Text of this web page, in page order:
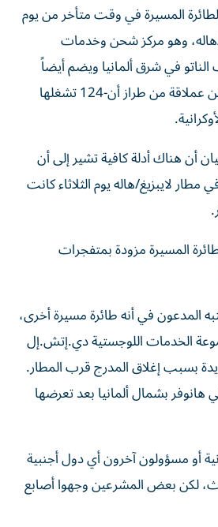
المسيرة في وقت متأخر من يوم
هاله، وهو مركز شحن وخدمات
في شرق ألمانيا ويضم أيضاً
قاعدة لعدة طائرات شحن عملاقة من طراز أن-124 تشغلها
أن هناك أدلة كافية تشير إلى أن
لايبزيغ/هاله يوم الثلاثاء كانت
المسيرة مزودة بمتفجرات
المدعون في أنه طائرة مسيرة أخرى،
الخدمات اللوجستية دي.إتش.إل
بسبب إغلاق المدرج قرب المطار.
بشمال ألمانيا بعد تعرضها
أو مسؤولون آخرون أي دول أجنبية
لكن بعض المشرعين وجهوا أصابع